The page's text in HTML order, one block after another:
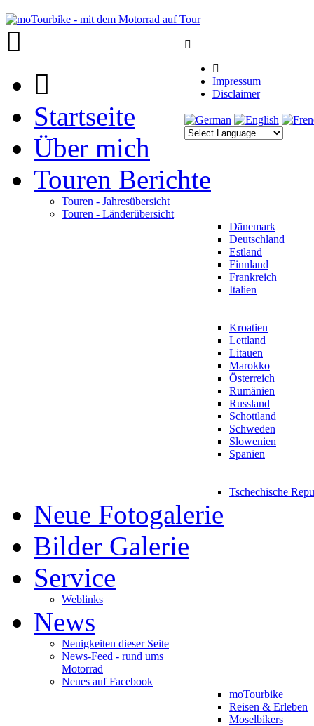
Impressum
Disclaimer
Startseite
Über mich
Touren Berichte
Touren - Jahresübersicht
Touren - Länderübersicht
Dänemark
Deutschland
Estland
Finnland
Frankreich
Italien
Kroatien
Lettland
Litauen
Marokko
Österreich
Rumänien
Russland
Schottland
Schweden
Slowenien
Spanien
Tschechische
Neue Fotogalerie
Bilder Galerie
Service
Weblinks
News
Neuigkeiten dieser Seite
News-Feed - rund ums
Motorrad
Neues auf Facebook
moTourbike
Reisen & Erleben
Moselbikers